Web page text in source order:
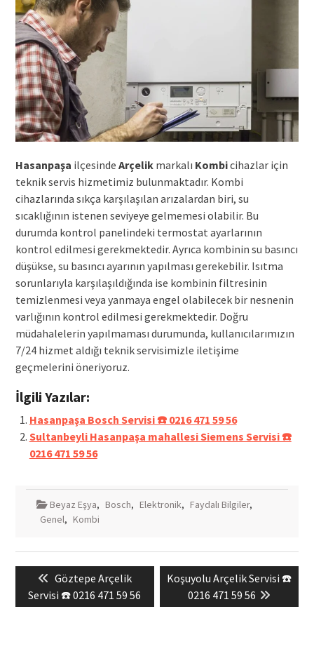
Hasanpaşa ilçesinde Arçelikmarkalı Kombicihazlar için
teknik servis hizmetimiz bulunmaktadır. Kombi
cihazlarında sıkça karşılaşılan arızalardan biri, su
sıcaklığının istenen seviyeye gelmemesi olabilir. Bu
durumda kontrol panelindeki termostat ayarlarının
kontrol edilmesi gerekmektedir. Ayrıca kombinin su basıncı
düşükse, su basıncı ayarının yapılması gerekebilir. Isıtma
sorunlarıyla karşılaşıldığında ise kombinin filtresinin
temizlenmesi veya yanmaya engel olabilecek bir nesnenin
varlığının kontrol edilmesi gerekmektedir. Doğru
müdahalelerin yapılmaması durumunda, kullanıcılarımızın
7/24 hizmet aldığı teknik servisimizle iletişime
geçmelerini öneriyoruz.
İlgili Yazılar:
Hasanpaşa Bosch Servisi ☎️ 0216 471 59 56
Sultanbeyli Hasanpaşa mahallesi Siemens Servisi ☎️
0216 471 59 56
Beyaz Eşya, Bosch, Elektronik, Faydalı Bilgiler,
Genel, Kombi
gezinmesiPrevious
post:
Göztepe Arçelik
Servisi ☎️ 0216 471 59 56
Next
post:
Koşuyolu Arçelik Servisi ☎️
0216 471 59 56